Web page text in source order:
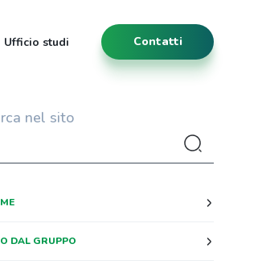
Contatti
Ufficio studi
nel sito
DAL GRUPPO